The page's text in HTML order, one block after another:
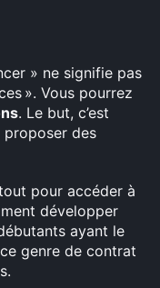
» ne signifie pas
». Vous pourrez
. Le but, c’est
proposer des
pour accéder à
développer
ayant le
genre de contrat